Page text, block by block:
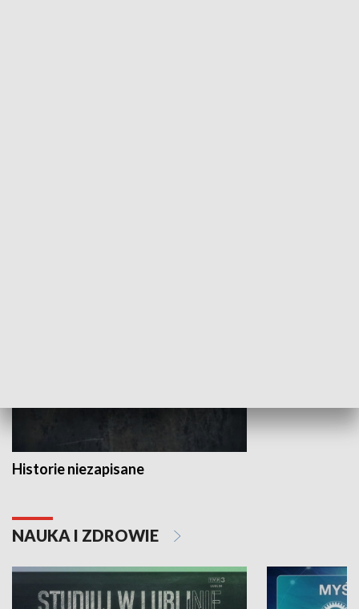
Historie niezapisane
NAUKA I ZDROWIE